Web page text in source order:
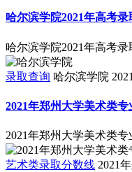
哈尔滨学院2021年高考录
哈尔滨学院2021年高考录
录取查询 哈尔滨学院
2021年郑州大学美术类
2021年郑州大学美术类
艺术类录取分数线 2021